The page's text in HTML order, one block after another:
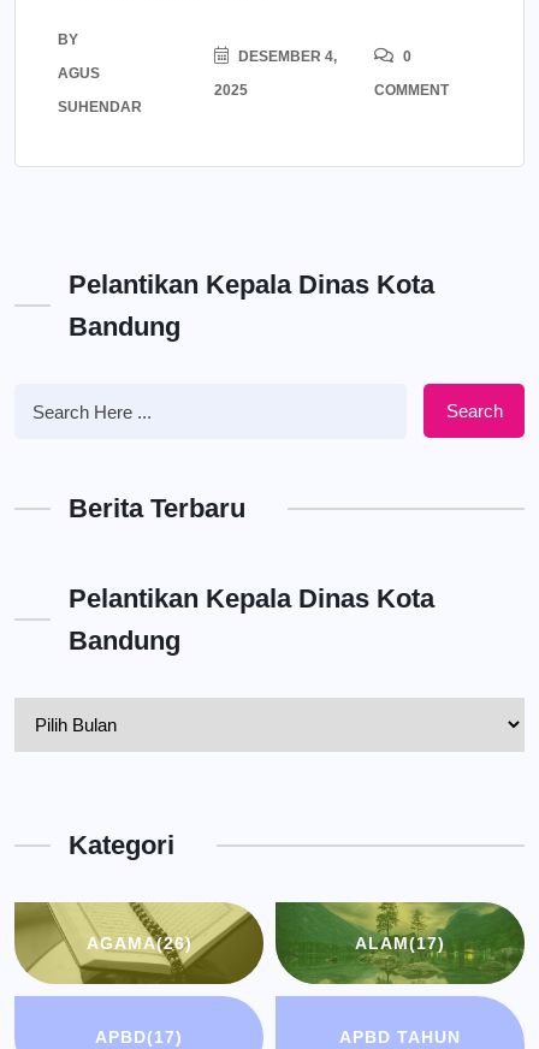
BY
AGUS
SUHENDAR
DESEMBER 4,
2025
0
COMMENT
Pelantikan Kepala Dinas Kota
Bandung
Search
Berita Terbaru
Pelantikan Kepala Dinas Kota
Bandung
BandungKategori
AGAMA(26) ALAM(17)
APBD(17)
APBD TAHUN